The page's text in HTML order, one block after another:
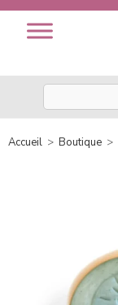
Accueil > Boutique >